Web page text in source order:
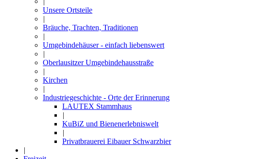
Unsere Ortsteile
|
Bräuche, Trachten, Traditionen
|
Umgebindehäuser - einfach liebenswert
|
Oberlausitzer Umgebindehausstraße
|
Kirchen
|
Industriegeschichte - Orte der Erinnerung
LAUTEX Stammhaus
|
KuBiZ und Bienenerlebniswelt
|
Privatbrauerei Eibauer Schwarzbier
|